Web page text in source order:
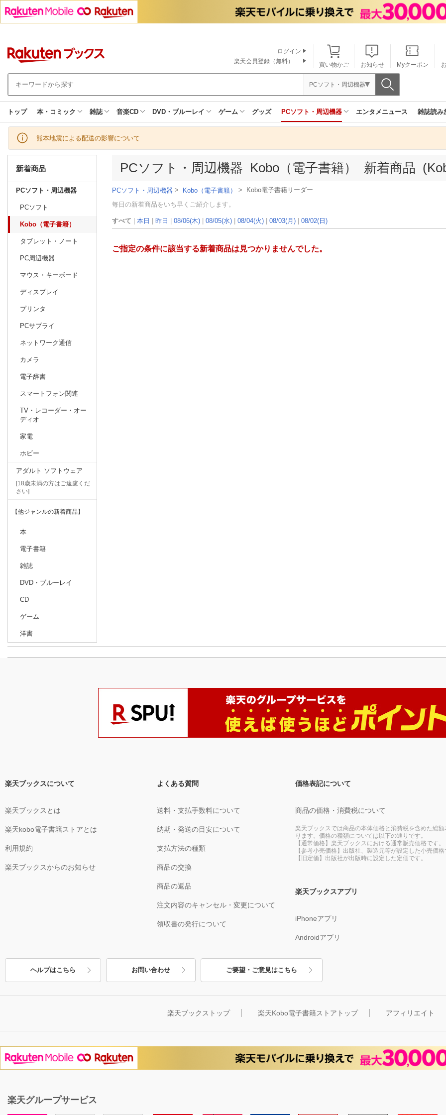
買い物かご お知らせ Myクーポン
ログイン
楽天会員登録（無料）
PCソフト・周辺機器
トップ 本・コミック 雑誌 音楽CD DVD・ブルーレイ ゲーム グッズ PCソフト・周辺機器 エンタメニュース 雑誌読み
熊本地震による配送の影響について
新着商品
PCソフト・周辺機器
PCソフト
Kobo（電子書籍）
タブレット・ノート
PC周辺機器
マウス・キーボード
ディスプレイ
プリンタ
PCサプライ
ネットワーク通信
カメラ
電子辞書
スマートフォン関連
TV・レコーダー・オー
ディオ
家電
ホビー
アダルト ソフトウェア
[18歳未満の方はご遠慮くだ
さい]
【他ジャンルの新着商品】
本
電子書籍
雑誌
DVD・ブルーレイ
CD
ゲーム
洋書
PCソフト・周辺機器 Kobo（電子書籍） 新着商品
PCソフト・周辺機器 > Kobo（電子書籍） >
Kobo電子書籍リーダー
毎日の新着商品をいち早くご紹介します。
すべて | 本日 | 昨日 | 08/06(木) | 08/05(水) | 08/04(火) | 08/03(月) | 08/02(日)
ご指定の条件に該当する新着商品は見つかりませんでした。
楽天ブックスについて
楽天ブックスとは
楽天kobo電子書籍ストアとは
利用規約
楽天ブックスからのお知らせ
よくある質問
送料・支払手数料について
納期・発送の目安について
支払方法の種類
商品の交換
商品の返品
注文内容のキャンセル・変更について
領収書の発行について
価格表記について
商品の価格・消費税について
楽天ブックスでは商品の本体価格と消費税を含めた総額
ります。価格の種類については以下の通りです。
【通常価格】楽天ブックスにおける通常販売価格です。
【参考小売価格】出版社、製造元等が設定した小売価格
【旧定価】出版社が出版時に設定した定価です。
楽天ブックスアプリ
iPhoneアプリ
Androidアプリ
ヘルプはこちら お問い合わせ ご要望・ご意見はこちら
楽天ブックストップ 楽天Kobo電子書籍ストアトップ アフィリエイト
楽天グループサービス